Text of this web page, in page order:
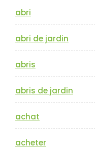
abri
abri de jardin
abris
abris de jardin
achat
acheter